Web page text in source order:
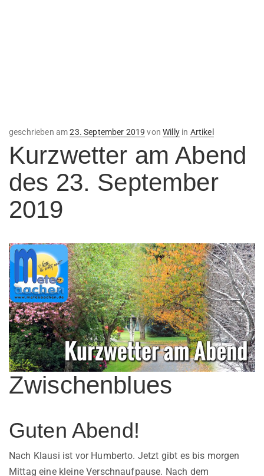
geschrieben amVeröffentlicht
23. September 2019 vonWillyin Artikel
Kurzwetter am Abend
des 23. September
2019
Zwischenblues
Guten Abend!
Nach Klausi ist vor Humberto. Jetzt gibt es bis morgen
Mittag eine kleine Verschnaufpause. Nach dem